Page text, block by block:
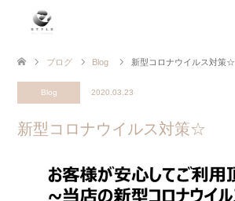
ブログ Blog 新型コロナウイルス対策☆
Blog 2020.03.23
新型コロナウイルス対策☆